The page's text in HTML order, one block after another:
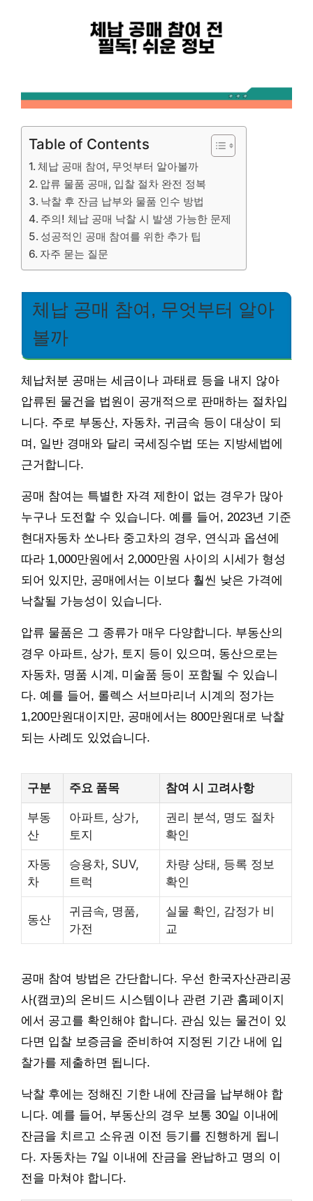
Table of Contents
체납 공매 참여, 무엇부터 알아볼까
압류 물품 공매, 입찰 절차 완전 정복
낙찰 후 잔금 납부와 물품 인수 방법
주의! 체납 공매 낙찰 시 발생 가능한 문제
성공적인 공매 참여를 위한 추가 팁
자주 묻는 질문
체납 공매 참여, 무엇부터 알아
볼까
체납처분 공매는 세금이나 과태료 등을 내지 않아
압류된 물건을 법원이 공개적으로 판매하는 절차입
니다. 주로 부동산, 자동차, 귀금속 등이 대상이 되
며, 일반 경매와 달리 국세징수법 또는 지방세법에
근거합니다.
공매 참여는 특별한 자격 제한이 없는 경우가 많아
누구나 도전할 수 있습니다. 예를 들어, 2023년 기준
현대자동차 쏘나타 중고차의 경우, 연식과 옵션에
따라 1,000만원에서 2,000만원 사이의 시세가 형성
되어 있지만, 공매에서는 이보다 훨씬 낮은 가격에
낙찰될 가능성이 있습니다.
압류 물품은 그 종류가 매우 다양합니다. 부동산의
경우 아파트, 상가, 토지 등이 있으며, 동산으로는
자동차, 명품 시계, 미술품 등이 포함될 수 있습니
다. 예를 들어, 롤렉스 서브마리너 시계의 정가는
1,200만원대이지만, 공매에서는 800만원대로 낙찰
되는 사례도 있었습니다.
구분 주요 품목 참여 시 고려사항
부동
산
아파트, 상가,
토지
권리 분석, 명도 절차
확인
자동
차
승용차, SUV,
트럭
차량 상태, 등록 정보
확인
동산
귀금속, 명품,
가전
실물 확인, 감정가 비
교
공매 참여 방법은 간단합니다. 우선 한국자산관리공
사(캠코)의 온비드 시스템이나 관련 기관 홈페이지
에서 공고를 확인해야 합니다. 관심 있는 물건이 있
다면 입찰 보증금을 준비하여 지정된 기간 내에 입
찰가를 제출하면 됩니다.
낙찰 후에는 정해진 기한 내에 잔금을 납부해야 합
니다. 예를 들어, 부동산의 경우 보통 30일 이내에
잔금을 치르고 소유권 이전 등기를 진행하게 됩니
다. 자동차는 7일 이내에 잔금을 완납하고 명의 이
전을 마쳐야 합니다.